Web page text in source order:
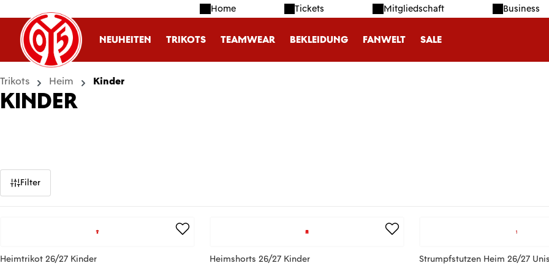
Hauptinhalt springen
Zur Suche springen
Zur Hauptnavigation springen Home Tickets Mitgliedschaft Business
NEUHEITEN TRIKOTS TEAMWEAR BEKLEIDUNG FANWELT SALE
Trikots Heim Kinder
KINDER
Filter
Heimtrikot 26/27 Kinder Heimshorts 26/27 Kinder Strumpfstutzen Heim 26/27